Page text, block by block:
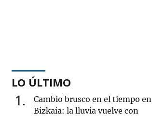
LO ÚLTIMO
1
Cambio brusco en el tiempo en
Bizkaia: la lluvia vuelve con